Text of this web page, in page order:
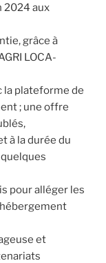
2024 aux
grâce à
LOCA-
plateforme de
; une offre
à la durée du
pour alléger les
et